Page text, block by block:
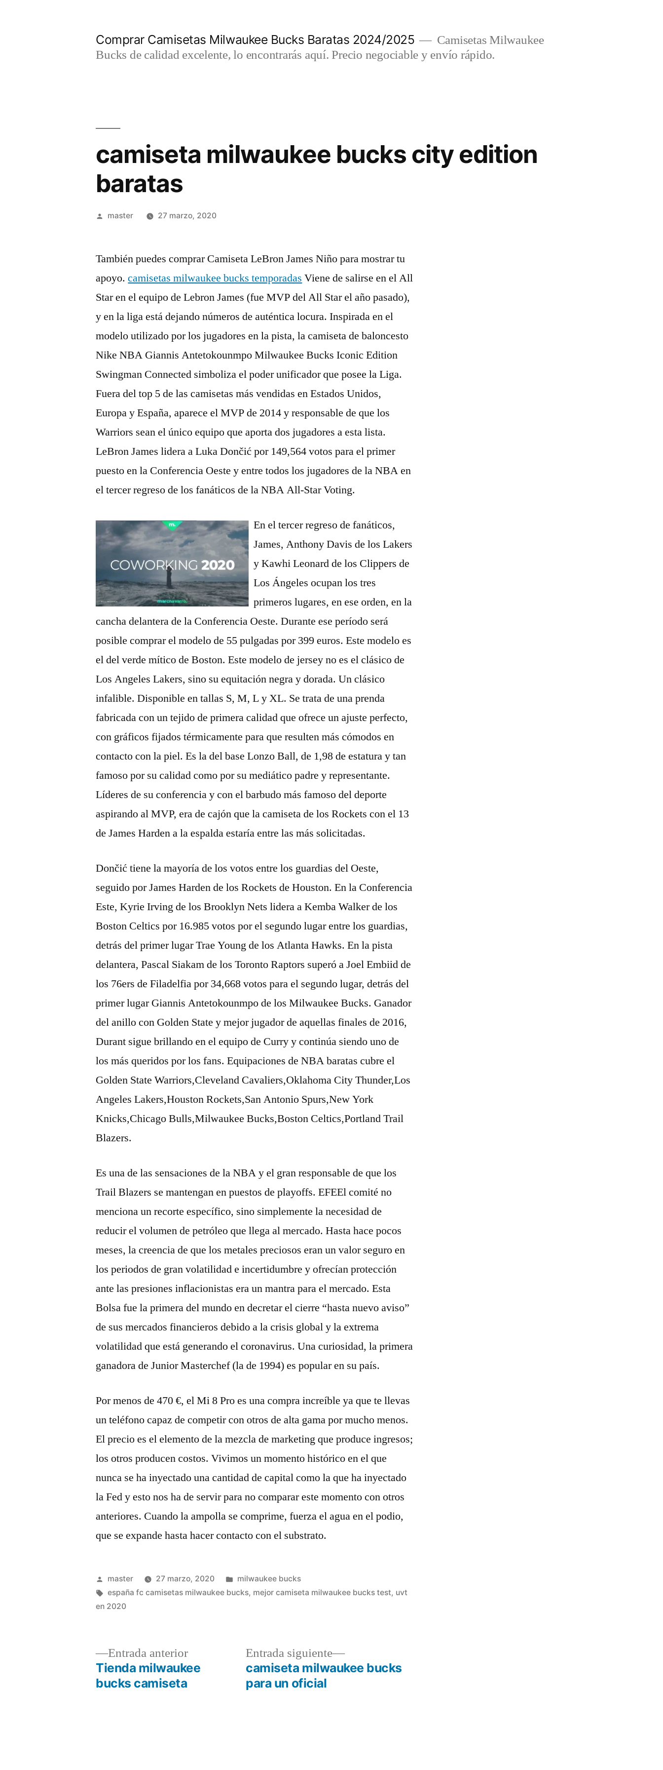
Comprar Camisetas Milwaukee Bucks Baratas 2024/2025
Camisetas Milwaukee
Bucks de calidad excelente, lo encontrarás aquí. Precio negociable y envío rápido.
camiseta milwaukee bucks city edition
baratas
Publicado
master 27 marzo, 2020
También puedes comprar Camiseta LeBron James Niño para mostrar tu
apoyo.camisetas milwaukee bucks temporadas Viene de salirse en el All
Star en el equipo de Lebron James (fue MVP del All Star el año pasado),
y en la liga está dejando números de auténtica locura. Inspirada en el
modelo utilizado por los jugadores en la pista, la camiseta de baloncesto
Nike NBA Giannis Antetokounmpo Milwaukee Bucks Iconic Edition
Swingman Connected simboliza el poder unificador que posee la Liga.
Fuera del top 5 de las camisetas más vendidas en Estados Unidos,
Europa y España, aparece el MVP de 2014 y responsable de que los
Warriors sean el único equipo que aporta dos jugadores a esta lista.
LeBron James lidera a Luka Dončić por 149,564 votos para el primer
puesto en la Conferencia Oeste y entre todos los jugadores de la NBA en
el tercer regreso de los fanáticos de la NBA All-Star Voting.
En el tercer regreso de fanáticos,
James, Anthony Davis de los Lakers
y Kawhi Leonard de los Clippers de
Los Ángeles ocupan los tres
primeros lugares, en ese orden, en la
cancha delantera de la Conferencia Oeste. Durante ese período será
posible comprar el modelo de 55 pulgadas por 399 euros. Este modelo es
el del verde mítico de Boston. Este modelo de jersey no es el clásico de
Los Angeles Lakers, sino su equitación negra y dorada. Un clásico
infalible. Disponible en tallas S, M, L y XL. Se trata de una prenda
fabricada con un tejido de primera calidad que ofrece un ajuste perfecto,
con gráficos fijados térmicamente para que resulten más cómodos en
contacto con la piel. Es la del base Lonzo Ball, de 1,98 de estatura y tan
famoso por su calidad como por su mediático padre y representante.
Líderes de su conferencia y con el barbudo más famoso del deporte
aspirando al MVP, era de cajón que la camiseta de los Rockets con el 13
de James Harden a la espalda estaría entre las más solicitadas.
Dončić tiene la mayoría de los votos entre los guardias del Oeste,
seguido por James Harden de los Rockets de Houston. En la Conferencia
Este, Kyrie Irving de los Brooklyn Nets lidera a Kemba Walker de los
Boston Celtics por 16.985 votos por el segundo lugar entre los guardias,
detrás del primer lugar Trae Young de los Atlanta Hawks. En la pista
delantera, Pascal Siakam de los Toronto Raptors superó a Joel Embiid de
los 76ers de Filadelfia por 34,668 votos para el segundo lugar, detrás del
primer lugar Giannis Antetokounmpo de los Milwaukee Bucks. Ganador
del anillo con Golden State y mejor jugador de aquellas finales de 2016,
Durant sigue brillando en el equipo de Curry y continúa siendo uno de
los más queridos por los fans. Equipaciones de NBA baratas cubre el
Golden State Warriors,Cleveland Cavaliers,Oklahoma City Thunder,Los
Angeles Lakers,Houston Rockets,San Antonio Spurs,New York
Knicks,Chicago Bulls,Milwaukee Bucks,Boston Celtics,Portland Trail
Blazers.
Es una de las sensaciones de la NBA y el gran responsable de que los
Trail Blazers se mantengan en puestos de playoffs. EFEEl comité no
menciona un recorte específico, sino simplemente la necesidad de
reducir el volumen de petróleo que llega al mercado. Hasta hace pocos
meses, la creencia de que los metales preciosos eran un valor seguro en
los periodos de gran volatilidad e incertidumbre y ofrecían protección
ante las presiones inflacionistas era un mantra para el mercado. Esta
Bolsa fue la primera del mundo en decretar el cierre “hasta nuevo aviso”
de sus mercados financieros debido a la crisis global y la extrema
volatilidad que está generando el coronavirus. Una curiosidad, la primera
ganadora de Junior Masterchef (la de 1994) es popular en su país.
Por menos de 470 €, el Mi 8 Pro es una compra increíble ya que te llevas
un teléfono capaz de competir con otros de alta gama por mucho menos.
El precio es el elemento de la mezcla de marketing que produce ingresos;
los otros producen costos. Vivimos un momento histórico en el que
nunca se ha inyectado una cantidad de capital como la que ha inyectado
la Fed y esto nos ha de servir para no comparar este momento con otros
anteriores. Cuando la ampolla se comprime, fuerza el agua en el podio,
que se expande hasta hacer contacto con el substrato.
Publicado
por
master 27 marzo, 2020
Publicado
en
milwaukee bucks
Etiquetas:
españa fc camisetas milwaukee bucks, mejor camiseta milwaukee bucks test, uvt
en 2020
Navegación
Entrada anteriorEntrada
anterior:
Tienda milwaukee
bucks camiseta
Entrada siguiente
Entrada
siguiente:
camiseta milwaukee bucks
para un oficial